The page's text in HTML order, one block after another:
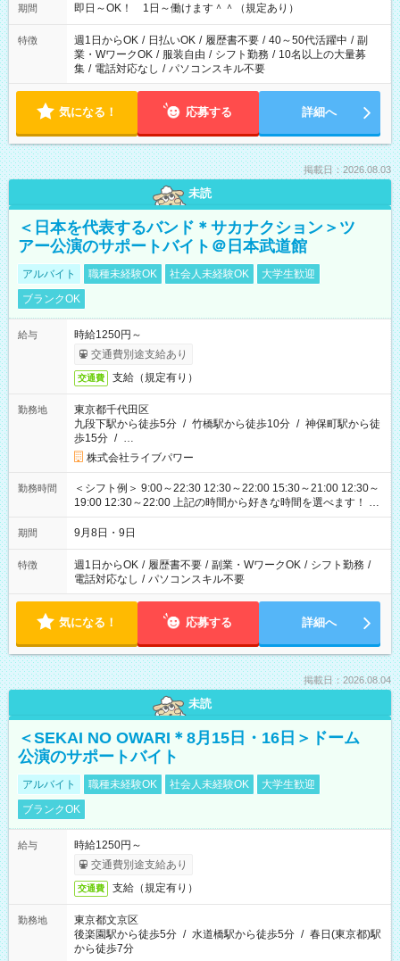
期間 即日～OK！ 1日～働けます＾＾（規定あり）
特徴 週1日からOK / 日払いOK / 履歴書不要 / 40～50代活躍中 / 副
業・WワークOK / 服装自由 / シフト勤務 / 10名以上の大量募
集 / 電話対応なし / パソコンスキル不要
気になる！ 応募する 詳細へ
掲載日：2026.08.03
未読
＜日本を代表するバンド＊サカナクション＞ツ
アー公演のサポートバイト＠日本武道館
アルバイト 職種未経験OK 社会人未経験OK
大学生歓迎
ブランクOK
給与
時給1250円～
交通費別途支給あり
交通費 支給（規定有り）
勤務地
東京都千代田区
九段下駅から徒歩5分 / 竹橋駅から徒歩10分 / 神保町駅から徒
歩15分 / …
株式会社ライブパワー
勤務時間
＜シフト例＞ 9:00～22:30 12:30～22:00 15:30～21:00 12:30～
19:00 12:30～22:00 上記の時間から好きな時間を選べます！ ※
時間は変更となる可能性があります
期間 9月8日・9日
特徴 週1日からOK / 履歴書不要 / 副業・WワークOK / シフト勤務 /
電話対応なし / パソコンスキル不要
気になる！ 応募する 詳細へ
掲載日：2026.08.04
未読
＜SEKAI NO OWARI＊8月15日・16日＞ドーム
公演のサポートバイト
アルバイト 職種未経験OK 社会人未経験OK
大学生歓迎
ブランクOK
給与
時給1250円～
交通費別途支給あり
交通費 支給（規定有り）
勤務地
東京都文京区
後楽園駅から徒歩5分 / 水道橋駅から徒歩5分 / 春日(東京都)駅
から徒歩7分